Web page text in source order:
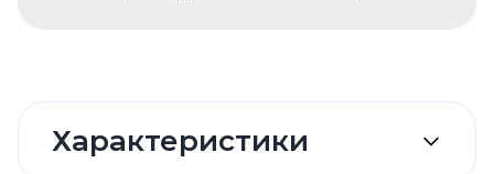
Характеристики